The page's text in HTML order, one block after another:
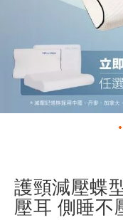
護頸減壓蝶
壓耳 側睡不